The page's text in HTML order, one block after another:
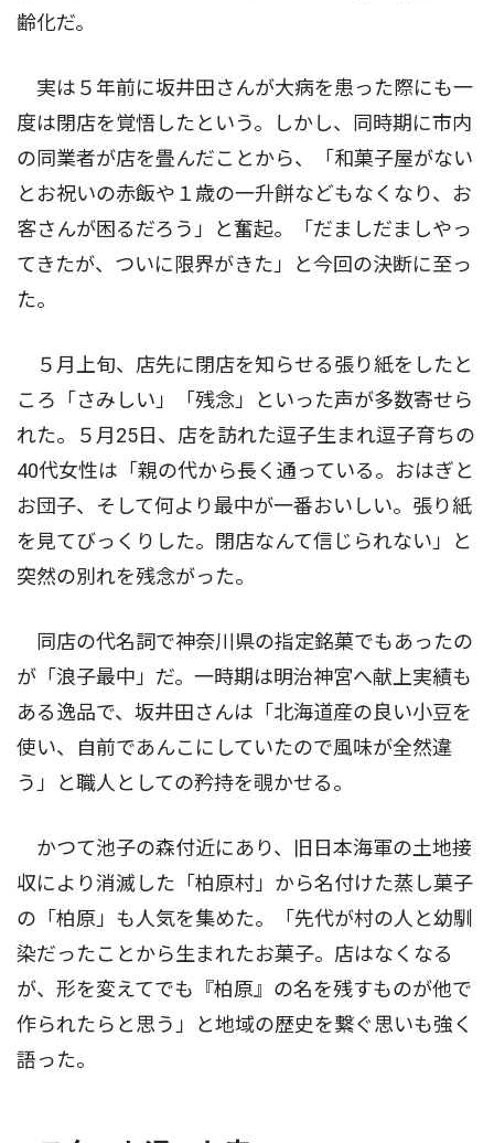
齢化だ。
実は５年前に坂井田さんが大病を患った際にも一
度は閉店を覚悟したという。しかし、同時期に市内
の同業者が店を畳んだことから、「和菓子屋がない
とお祝いの赤飯や１歳の一升餅などもなくなり、お
客さんが困るだろう」と奮起。「だましだましやっ
てきたが、ついに限界がきた」と今回の決断に至っ
た。
５月上旬、店先に閉店を知らせる張り紙をしたと
ころ「さみしい」「残念」といった声が多数寄せら
れた。５月25日、店を訪れた逗子生まれ逗子育ちの
40代女性は「親の代から長く通っている。おはぎと
お団子、そして何より最中が一番おいしい。張り紙
を見てびっくりした。閉店なんて信じられない」と
突然の別れを残念がった。
同店の代名詞で神奈川県の指定銘菓でもあったの
が「浪子最中」だ。一時期は明治神宮へ献上実績も
ある逸品で、坂井田さんは「北海道産の良い小豆を
使い、自前であんこにしていたので風味が全然違
う」と職人としての矜持を覗かせる。
かつて池子の森付近にあり、旧日本海軍の土地接
収により消滅した「柏原村」から名付けた蒸し菓子
の「柏原」も人気を集めた。「先代が村の人と幼馴
染だったことから生まれたお菓子。店はなくなる
が、形を変えてでも『柏原』の名を残すものが他で
作られたらと思う」と地域の歴史を繋ぐ思いも強く
語った。